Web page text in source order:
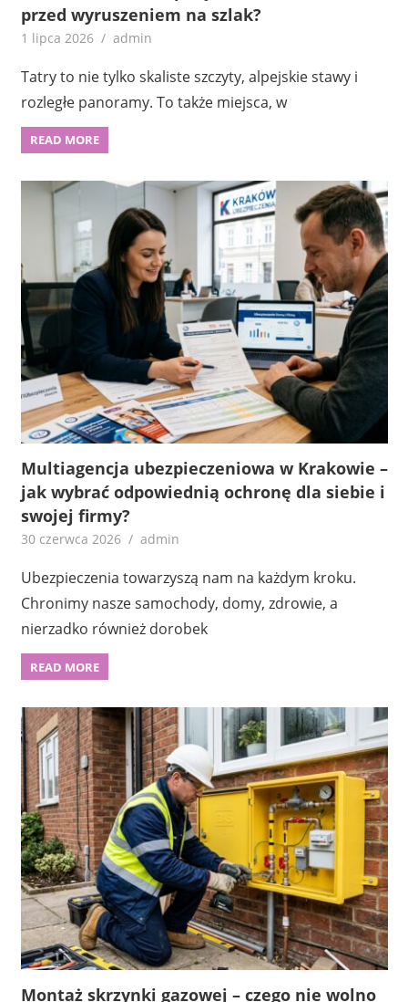
przed wyruszeniem na szlak?
1 lipca 2026 admin
Tatry to nie tylko skaliste szczyty, alpejskie stawy i
rozległe panoramy. To także miejsca, w
READ MORE
Multiagencja ubezpieczeniowa w Krakowie –
jak wybrać odpowiednią ochronę dla siebie i
swojej firmy?
30 czerwca 2026 admin
Ubezpieczenia towarzyszą nam na każdym kroku.
Chronimy nasze samochody, domy, zdrowie, a
nierzadko również dorobek
READ MORE
Montaż skrzynki gazowej – czego nie wolno